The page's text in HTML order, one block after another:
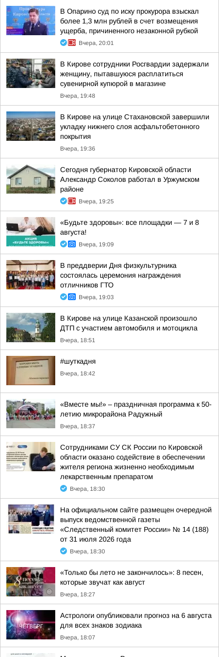
В Опарино суд по иску прокурора взыскал
более 1,3 млн рублей в счет возмещения
ущерба, причиненного незаконной рубкой
Вчера, 20:01
В Кирове сотрудники Росгвардии задержали
женщину, пытавшуюся расплатиться
сувенирной купюрой в магазине
Вчера, 19:48
В Кирове на улице Стахановской завершили
укладку нижнего слоя асфальтобетонного
покрытия
Вчера, 19:36
Сегодня губернатор Кировской области
Александр Соколов работал в Уржумском
районе
Вчера, 19:25
«Будьте здоровы»: все площадки — 7 и 8
августа!
Вчера, 19:09
В преддверии Дня физкультурника
состоялась церемония награждения
отличников ГТО
Вчера, 19:03
В Кирове на улице Казанской произошло
ДТП с участием автомобиля и мотоцикла
Вчера, 18:51
#шуткадня
Вчера, 18:42
«Вместе мы!» – праздничная программа к 50-
летию микрорайона Радужный
Вчера, 18:37
Сотрудниками СУ СК России по Кировской
области оказано содействие в обеспечении
жителя региона жизненно необходимым
лекарственным препаратом
Вчера, 18:30
На официальном сайте размещен очередной
выпуск ведомственной газеты
«Следственный комитет России» № 14 (188)
от 31 июля 2026 года
Вчера, 18:30
«Только бы лето не закончилось»: 8 песен,
которые звучат как август
Вчера, 18:27
Астрологи опубликовали прогноз на 6 августа
для всех знаков зодиака
Вчера, 18:07